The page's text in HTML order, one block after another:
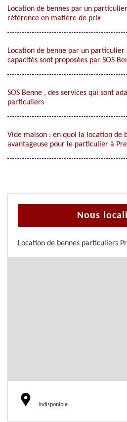
Location de bennes par un
référence en matière de prix
Location de benne par un particulier
capacités sont proposées par SOS
SOS Benne , des services qui sont
particuliers
Vide maison : en quoi la location de
avantageuse pour le particulier à
Nous
Location de bennes particuliers
indisponible